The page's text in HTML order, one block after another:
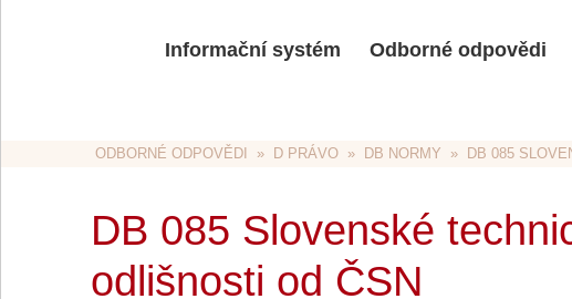
Informační systém Odborné odpovědi
ODBORNÉ ODPOVĚDI
  »
D PRÁVO
  »
DB NORMY
»  DB 085
DB 085 Slovenské
odlišnosti od ČSN